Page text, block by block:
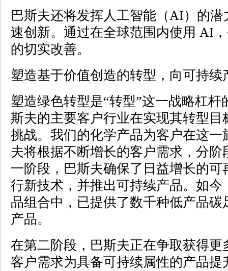
巴斯夫还将发挥人工智能（AI）的
速创新。通过在全球范围内使用 AI
的切实改善。
塑造基于价值创造的转型，向可持续
塑造绿色转型是“转型”这一战略杠杆
斯夫的主要客户行业在实现其转型
挑战。我们的化学产品为客户在这一
夫将根据不断增长的客户需求，分
一阶段，巴斯夫确保了日益增长的
行新技术，并推出可持续产品。如
品组合中，已提供了数千种低产品碳
产品。
在第二阶段，巴斯夫正在争取获得
客户需求为具备可持续属性的产品